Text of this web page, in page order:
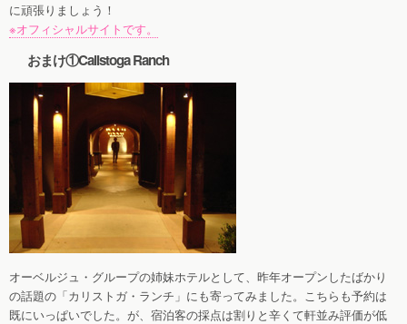
に頑張りましょう！
※オフィシャルサイトです。
おまけ①Calistoga Ranch
オーベルジュ・グループの姉妹ホテルとして、昨年オープンしたばかり
の話題の「カリストガ・ランチ」にも寄ってみました。こちらも予約は
既にいっぱいでした。が、宿泊客の採点は割りと辛くて軒並み評価が低